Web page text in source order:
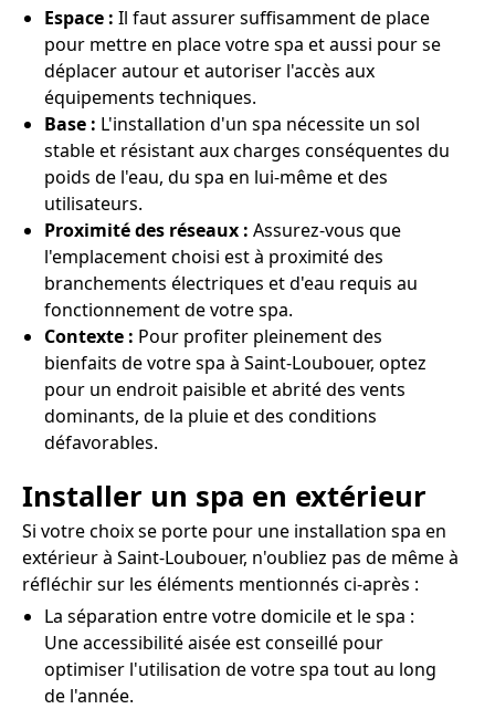
Espace : Il faut assurer suffisamment de place
pour mettre en place votre spa et aussi pour se
déplacer autour et autoriser l'accès aux
équipements techniques.
Base : L'installation d'un spa nécessite un sol
stable et résistant aux charges conséquentes du
poids de l'eau, du spa en lui-même et des
utilisateurs.
Proximité des réseaux : Assurez-vous que
l'emplacement choisi est à proximité des
branchements électriques et d'eau requis au
fonctionnement de votre spa.
Contexte : Pour profiter pleinement des
bienfaits de votre spa à Saint-Loubouer, optez
pour un endroit paisible et abrité des vents
dominants, de la pluie et des conditions
défavorables.
Installer un spa en extérieur
Si votre choix se porte pour une installation spa en
extérieur à Saint-Loubouer, n'oubliez pas de même à
réfléchir sur les éléments mentionnés ci-après :
La séparation entre votre domicile et le spa :
Une accessibilité aisée est conseillé pour
optimiser l'utilisation de votre spa tout au long
de l'année.